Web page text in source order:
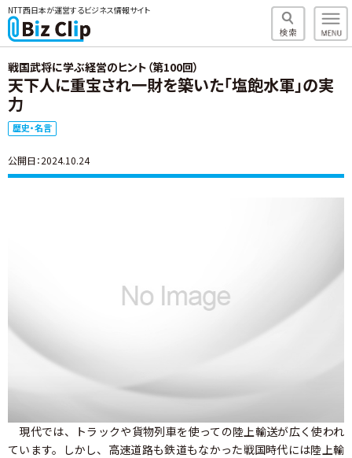
NTT西日本が運営するビジネス情報サイト
戦国武将に学ぶ経営のヒント（第100回）
天下人に重宝され一財を築いた「塩飽水軍」の実
力
歴史・名言
公開日：2024.10.24
現代では、トラックや貨物列車を使っての陸上輸送が広く使われ
ています。しかし、高速道路も鉄道もなかった戦国時代には陸上輸